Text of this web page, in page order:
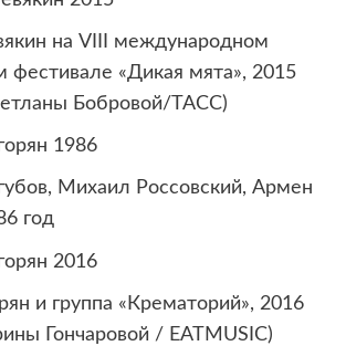
на VIII международном
фестивале «Дикая мята», 2015
Бобровой/ТАСС)
Михаил Россовский, Армен
год
и группа «Крематорий», 2016
Гончаровой / EATMUSIC)